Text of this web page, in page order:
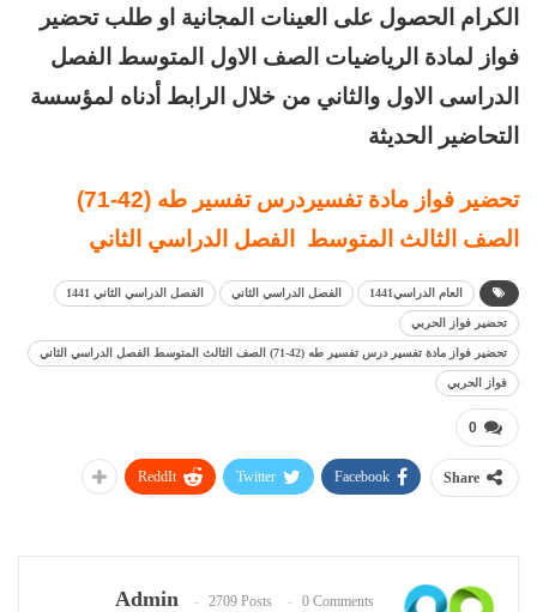
الكرام الحصول على العينات المجانية او طلب تحضير
فواز لمادة الرياضيات الصف الاول المتوسط الفصل
الدراسى الاول والثاني من خلال الرابط أدناه لمؤسسة
التحاضير الحديثة
تحضير فواز مادة تفسيردرس تفسير طه (42-71)
الصف الثالث المتوسط الفصل الدراسي الثاني
العام الدراسي1441 الفصل الدراسي الثاني الفصل الدراسي الثاني 1441
تحضير فواز الحربي
تحضير فواز مادة تفسير درس تفسير طه (42-71) الصف الثالث المتوسط الفصل الدراسي الثاني
فواز الحربي
0
Share
Facebook
Twitter
ReddIt
Admin 2709 Posts 0 Comments